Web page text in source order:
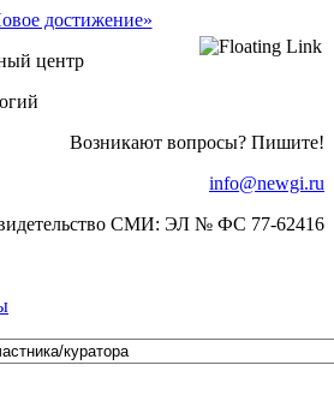
достижение»
центр
Возникают вопросы? Пишите!
info@newgi.ru
СМИ: ЭЛ № ФС 77-62416